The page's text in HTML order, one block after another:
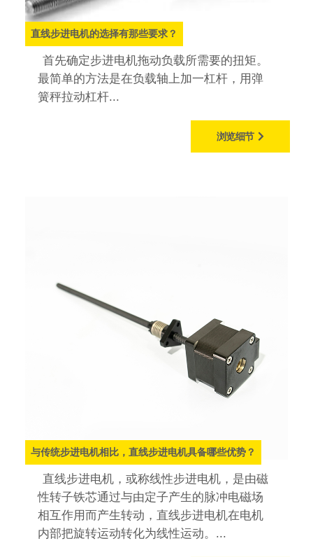
直线步进电机的选择有那些要求？
首先确定步进电机拖动负载所需要的扭矩。
最简单的方法是在负载轴上加一杠杆，用弹
簧秤拉动杠杆...
浏览细节
与传统步进电机相比，直线步进电机具备哪些优势？
直线步进电机，或称线性步进电机，是由磁
性转子铁芯通过与由定子产生的脉冲电磁场
相互作用而产生转动，直线步进电机在电机
内部把旋转运动转化为线性运动。...